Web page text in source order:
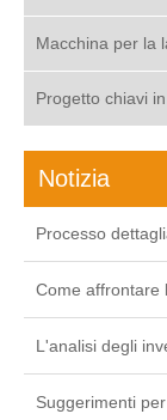
Macchina per la
Progetto chiavi
Notizia
Processo
Come affrontare
L'analisi degli
Suggerimenti per